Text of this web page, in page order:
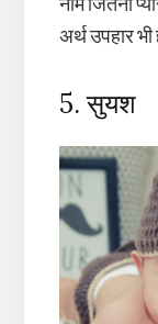
नाम जितना
अर्थ उपहार भी
5. सुयश